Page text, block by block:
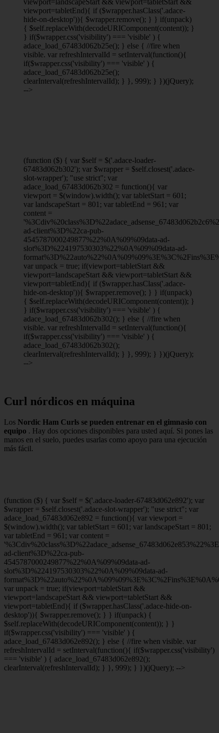
viewport=tabletEnd){ if ($wrapper.hasClass('.adace-
hide-on-desktop')){ $wrapper.remove(); } } if(unpack)
{ $self.replaceWith(decodeURIComponent(content)); }
} if($wrapper.css('visibility') === 'visible' ) {
adace_load_67483d062b25e(); } else { //fire when
visible. var refreshIntervalId = setInterval(function(){
if($wrapper.css('visibility') === 'visible' ) {
adace_load_67483d062b25e();
clearInterval(refreshIntervalId); } }, 999); } })(jQuery);
-->
(function ($) { var $self = $('.adace-loader-
67483d062b302'); var $wrapper = $self.closest('.adace-
slot-wrapper'); "use strict"; var
adace_load_67483d062b302 = function(){ var
viewport = $(window).width(); var tabletStart = 601;
var landscapeStart = 801; var tabletEnd = 961; var
content =
ad-client%3D%22ca-pub-
4545787000249877%22%0A%09%09data-ad-
slot%3D%224197530303%22%0A%09%09data-ad-
var unpack = true; if(viewport=tabletStart &&
viewport=landscapeStart && viewport=tabletStart &&
viewport=tabletEnd){ if ($wrapper.hasClass('.adace-
hide-on-desktop')){ $wrapper.remove(); } } if(unpack)
{ $self.replaceWith(decodeURIComponent(content)); }
} if($wrapper.css('visibility') === 'visible' ) {
adace_load_67483d062b302(); } else { //fire when
visible. var refreshIntervalId = setInterval(function(){
if($wrapper.css('visibility') === 'visible' ) {
adace_load_67483d062b302();
clearInterval(refreshIntervalId); } }, 999); } })(jQuery);
-->
Curl nórdicos en máquina
Los Nordic Ham Curls se pueden entrenar en el gimnasio con
equipo . Hay dos opciones disponibles para usted aquí. Si pones las
manos en el suelo, puedes usarlas como apoyo para una ejecución
más fácil.
(function ($) { var $self = $('.adace-loader-67483d062e892'); var
$wrapper = $self.closest('.adace-slot-wrapper'); "use strict"; var
adace_load_67483d062e892 = function(){ var viewport =
$(window).width(); var tabletStart = 601; var landscapeStart = 801;
var tabletEnd = 961; var content =
ad-client%3D%22ca-pub-
4545787000249877%22%0A%09%09data-ad-
slot%3D%224197530303%22%0A%09%09data-ad-
var unpack = true; if(viewport=tabletStart &&
viewport=landscapeStart && viewport=tabletStart &&
viewport=tabletEnd){ if ($wrapper.hasClass('.adace-hide-on-
desktop')){ $wrapper.remove(); } } if(unpack) {
$self.replaceWith(decodeURIComponent(content)); } }
if($wrapper.css('visibility') === 'visible' ) {
adace_load_67483d062e892(); } else { //fire when visible. var
refreshIntervalId = setInterval(function(){ if($wrapper.css('visibility')
=== 'visible' ) { adace_load_67483d062e892();
clearInterval(refreshIntervalId); } }, 999); } })(jQuery); -->